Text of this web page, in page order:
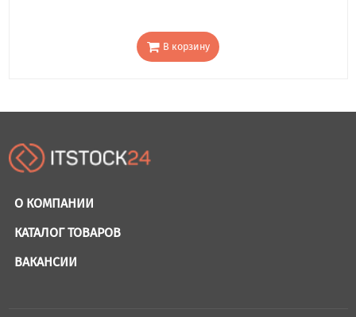
В корзину
О КОМПАНИИ
КАТАЛОГ ТОВАРОВ
ВАКАНСИИ